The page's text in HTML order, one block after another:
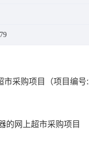
市采购项目 （项目编号:
的网上超市采购项目